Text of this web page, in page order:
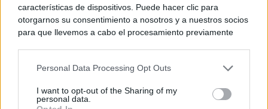
características de dispositivos. Puede hacer clic para
otorgarnos su consentimiento a nosotros y a nuestros socios
para que llevemos a cabo el procesamiento previamente
negar su consentimiento. Tenga en cuenta que algún
de su consentimiento, pero usted tiene el derecho de
rechazar tal procesamiento. Sus preferencias se aplicarán
Personal Data Processing Opt Outs
I want to opt-out of the Sharing of my
personal data.